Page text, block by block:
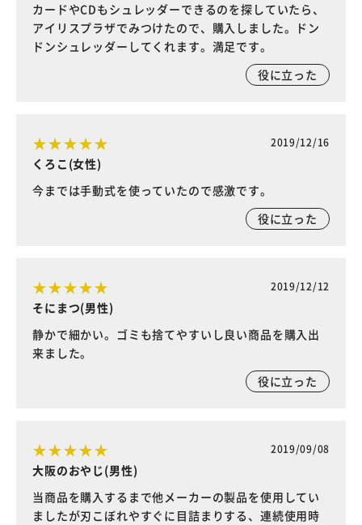
カードやCDもシュレッダーできるのを探していたら、
アイリスプラザでみつけたので、購入しました。ドン
ドンシュレッダーしてくれます。満足です。
役に立った
2019/12/16
くろこ(女性)
今までは手動式を使っていたので感激です。
役に立った
2019/12/12
そにまつ(男性)
静かで細かい。ゴミも捨てやすいし良い商品を購入出
来ました。
役に立った
2019/09/08
大阪のおやじ(男性)
当商品を購入するまで他メーカーの製品を使用してい
ましたが刃こぼれやすぐに目詰まりする、連続使用時